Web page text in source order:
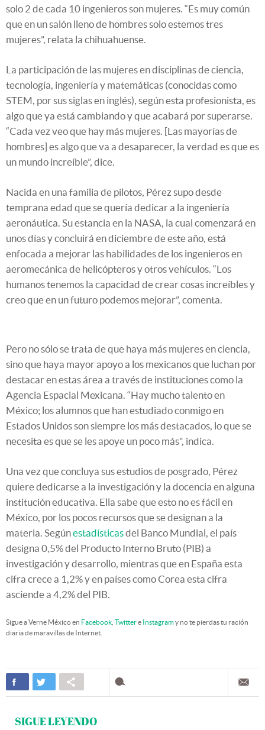
solo 2 de cada 10 ingenieros son mujeres. “Es muy común
que en un salón lleno de hombres solo estemos tres
mujeres”, relata la chihuahuense.
La participación de las mujeres en disciplinas de ciencia,
tecnología, ingeniería y matemáticas (conocidas como
STEM, por sus siglas en inglés), según esta profesionista, es
algo que ya está cambiando y que acabará por superarse.
“Cada vez veo que hay más mujeres. [Las mayorías de
hombres] es algo que va a desaparecer, la verdad es que es
un mundo increíble”, dice.
Nacida en una familia de pilotos, Pérez supo desde
temprana edad que se quería dedicar a la ingeniería
aeronáutica. Su estancia en la NASA, la cual comenzará en
unos días y concluirá en diciembre de este año, está
enfocada a mejorar las habilidades de los ingenieros en
aeromecánica de helicópteros y otros vehículos. “Los
humanos tenemos la capacidad de crear cosas increíbles y
creo que en un futuro podemos mejorar”, comenta.
Pero no sólo se trata de que haya más mujeres en ciencia,
sino que haya mayor apoyo a los mexicanos que luchan por
destacar en estas área a través de instituciones como la
Agencia Espacial Mexicana. “Hay mucho talento en
México; los alumnos que han estudiado conmigo en
Estados Unidos son siempre los más destacados, lo que se
necesita es que se les apoye un poco más”, indica.
Una vez que concluya sus estudios de posgrado, Pérez
quiere dedicarse a la investigación y la docencia en alguna
institución educativa. Ella sabe que esto no es fácil en
México, por los pocos recursos que se designan a la
materia. Segúnestadísticasdel Banco Mundial, el país
designa 0,5% del Producto Interno Bruto (PIB) a
investigación y desarrollo, mientras que en España esta
cifra crece a 1,2% y en países como Corea esta cifra
asciende a 4,2% del PIB.
Sigue a Verne México en Facebook Twittere Instagramy no te pierdas tu ración
diaria de maravillas de Internet.
SIGUE LEYENDO